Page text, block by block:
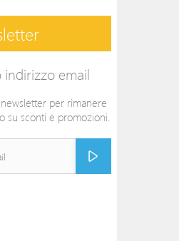
indirizzo email
per rimanere
su sconti e promozioni.